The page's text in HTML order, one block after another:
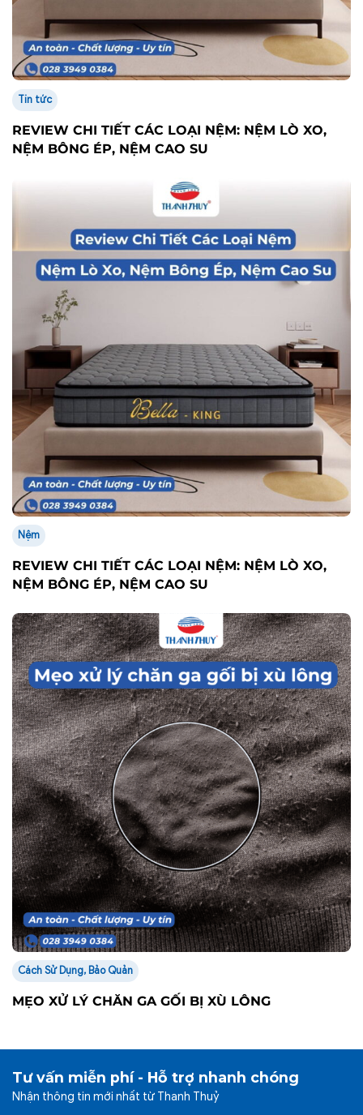
Tin tức
REVIEW CHI TIẾT CÁC LOẠI NỆM: NỆM LÒ XO,
NỆM BÔNG ÉP, NỆM CAO SU
Nệm
REVIEW CHI TIẾT CÁC LOẠI NỆM: NỆM LÒ XO,
NỆM BÔNG ÉP, NỆM CAO SU
Cách Sử Dụng, Bảo Quản
MẸO XỬ LÝ CHĂN GA GỐI BỊ XÙ LÔNG
Tư vấn miễn phí - Hỗ trợ nhanh chóng
Nhận thông tin mới nhất từ Thanh Thuỷ